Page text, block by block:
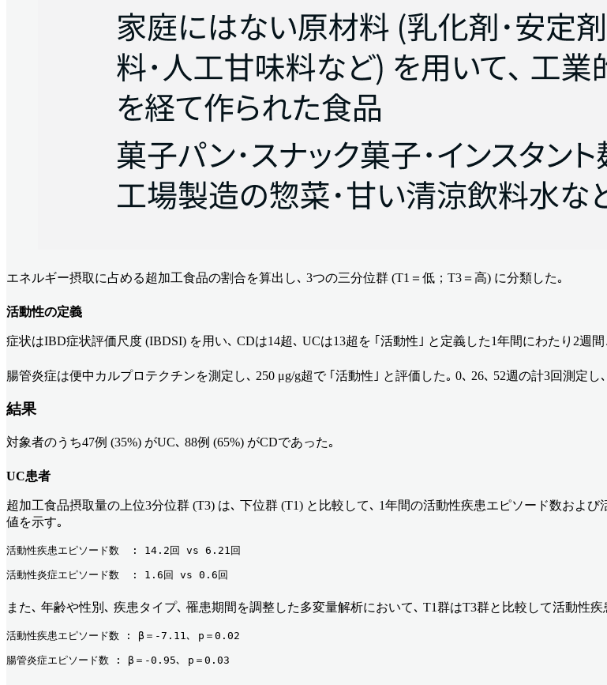
エネルギー摂取に占める超加工食品の割合を算出し､ 3つの三分位群 (T1＝低；T3＝高) に分類した｡
活動性の定義
症状はIBD症状評価尺度 (IBDSI) を用い､ CDは14超､ UCは13超を ｢活動性｣ と定義した1年間にわたり2週
腸管炎症は便中カルプロテクチンを測定し､ 250 μg/g超で ｢活動性｣ と評価した｡ 0､ 26､ 52週の計3回測定
結果
対象者のうち47例 (35%) がUC､ 88例 (65%) がCDであった｡
UC患者
超加工食品摂取量の上位3分位群 (T3) は､ 下位群 (T1) と比較して､ 1年間の活動性疾患エピソード数およ
値を示す｡
活動性疾患エピソード数  : 14.2回 vs 6.21回
活動性炎症エピソード数  : 1.6回 vs 0.6回
また､ 年齢や性別､ 疾患タイプ､ 罹患期間を調整した多変量解析において､ T1群はT3群と比較して活動性
活動性疾患エピソード数 : β＝-7.11､ p＝0.02
腸管炎症エピソード数 : β＝-0.95､ p＝0.03